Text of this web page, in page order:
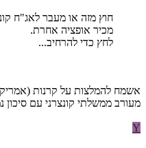
חוץ מזה או מעבר לאג"ח
מכיר אופציה אחרת.
לחץ כדי להרחיב...
אשמח להמלצות על קרנות
מעורב ממשלתי קונצרני עם סיכון
Y